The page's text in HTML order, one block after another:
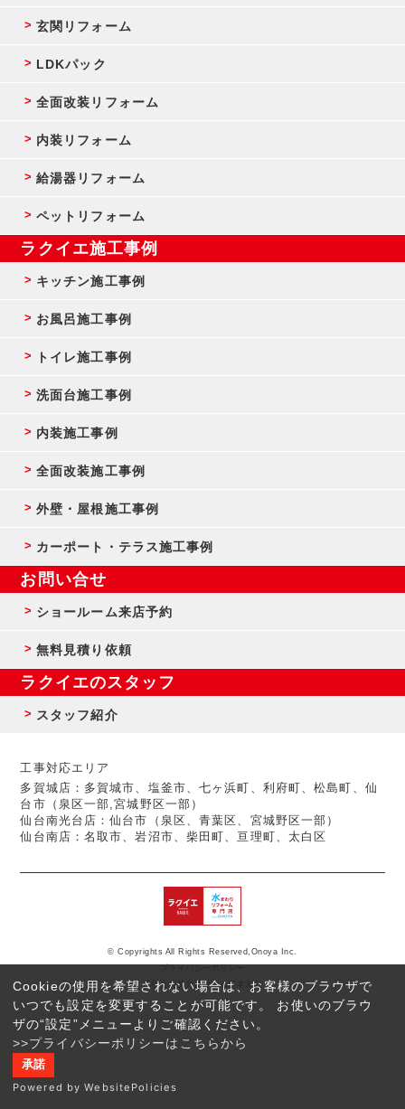
Cookieの使用を希望されない場合は、お客様のブラウザで
いつでも設定を変更することが可能です。 お使いのブラウ
ザの“設定”メニューよりご確認ください。
>>プライバシーポリシーはこちらから
承諾
Powered by WebsitePolicies
反社会的勢力に対する基本方針
© Copyrights All Rights Reserved,Onoya Inc.
玄関リフォーム
LDKパック
全面改装リフォーム
内装リフォーム
給湯器リフォーム
ペットリフォーム
ラクイエ施工事例
キッチン施工事例
お風呂施工事例
トイレ施工事例
洗面台施工事例
内装施工事例
全面改装施工事例
外壁・屋根施工事例
カーポート・テラス施工事例
お問い合せ
ショールーム来店予約
無料見積り依頼
ラクイエのスタッフ
スタッフ紹介
工事対応エリア
多賀城店：多賀城市、塩釜市、七ヶ浜町、利府町、松島町、仙
台市（泉区一部,宮城野区一部）
仙台南光台店：仙台市（泉区、青葉区、宮城野区一部）
仙台南店：名取市、岩沼市、柴田町、亘理町、太白区